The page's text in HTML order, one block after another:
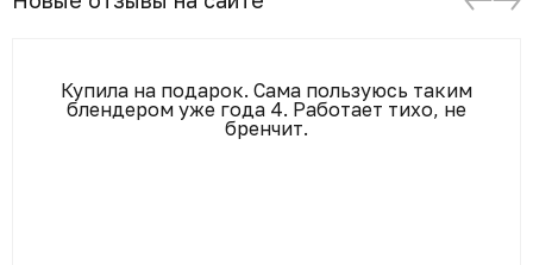
Купила на подарок. Сама пользуюсь таким
блендером уже года 4. Работает тихо, не
бренчит.